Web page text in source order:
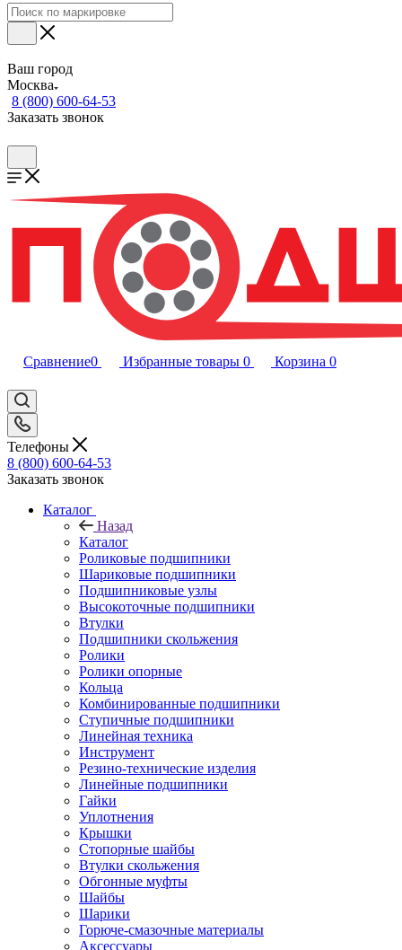
Ваш город
Москва
8 (800) 600-64-53
Заказать звонок
Сравнение0 Избранные товары 0 Корзина 0
Телефоны
8 (800) 600-64-53
Заказать звонок
Каталог
Назад
Каталог
Роликовые подшипники
Шариковые подшипники
Подшипниковые узлы
Высокоточные подшипники
Втулки
Подшипники скольжения
Ролики
Ролики опорные
Кольца
Комбинированные подшипники
Ступичные подшипники
Линейная техника
Инструмент
Резино-технические изделия
Линейные подшипники
Гайки
Уплотнения
Крышки
Стопорные шайбы
Втулки скольжения
Обгонные муфты
Шайбы
Шарики
Горюче-смазочные материалы
Аксессуары